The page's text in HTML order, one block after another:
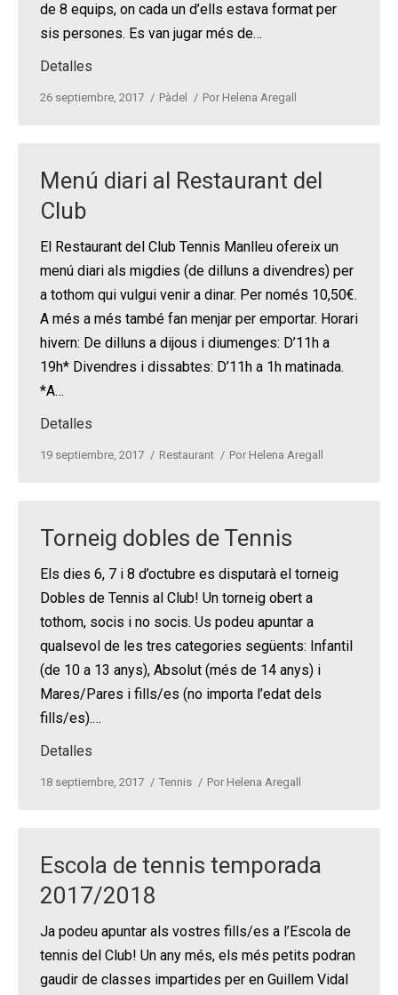
de 8 equips, on cada un d’ells estava format per
sis persones. Es van jugar més de…
Detalles
26 septiembre, 2017 Pàdel Por Helena Aregall
Menú diari al Restaurant del
Club
El Restaurant del Club Tennis Manlleu ofereix un
menú diari als migdies (de dilluns a divendres) per
a tothom qui vulgui venir a dinar. Per només 10,50€.
A més a més també fan menjar per emportar. Horari
hivern: De dilluns a dijous i diumenges: D’11h a
19h* Divendres i dissabtes: D’11h a 1h matinada.
*A…
Detalles
19 septiembre, 2017 Restaurant Por Helena Aregall
Torneig dobles de Tennis
Els dies 6, 7 i 8 d’octubre es disputarà el torneig
Dobles de Tennis al Club! Un torneig obert a
tothom, socis i no socis. Us podeu apuntar a
qualsevol de les tres categories següents: Infantil
(de 10 a 13 anys), Absolut (més de 14 anys) i
Mares/Pares i fills/es (no importa l’edat dels
fills/es).…
Detalles
18 septiembre, 2017 Tennis Por Helena Aregall
Escola de tennis temporada
2017/2018
Ja podeu apuntar als vostres fills/es a l’Escola de
tennis del Club! Un any més, els més petits podran
gaudir de classes impartides per en Guillem Vidal